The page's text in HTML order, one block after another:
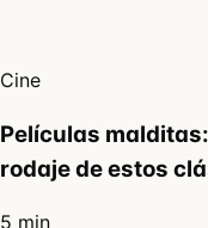
Cine
Películas
rodaje de estos
5 min